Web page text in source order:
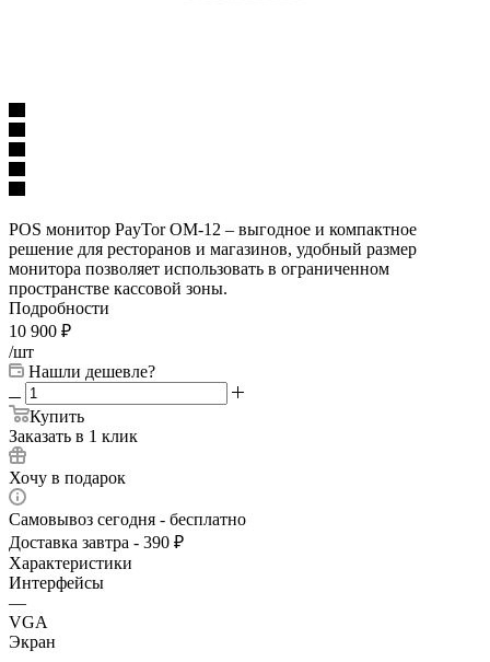
POS монитор PayTor OM-12 – выгодное и компактное
решение для ресторанов и магазинов, удобный размер
монитора позволяет использовать в ограниченном
пространстве кассовой зоны.
Подробности
10 900 ₽
/шт
Нашли дешевле?
Купить
Заказать в 1 клик
Хочу в подарок
Самовывоз сегодня - бесплатно
Доставка завтра - 390 ₽
Характеристики
Интерфейсы
—
VGA
Экран